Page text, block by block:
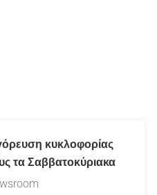
κυκλοφορίας
τα Σαββατοκύριακα